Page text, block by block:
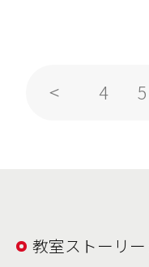
4 5
教室ストーリー